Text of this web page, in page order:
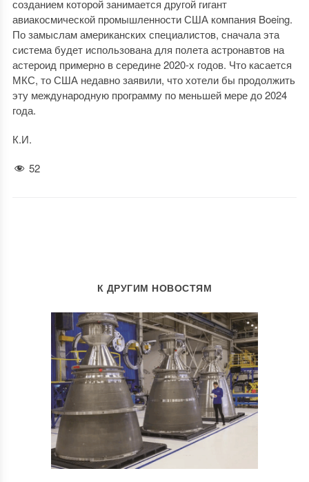
созданием которой занимается другой гигант
авиакосмической промышленности США компания Boeing.
По замыслам американских специалистов, сначала эта
система будет использована для полета астронавтов на
астероид примерно в середине 2020-х годов. Что касается
МКС, то США недавно заявили, что хотели бы продолжить
эту международную программу по меньшей мере до 2024
года.
К.И.
52
К ДРУГИМ НОВОСТЯМ